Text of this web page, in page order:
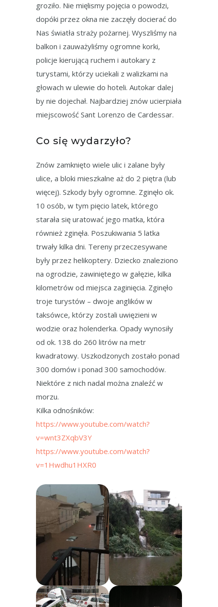
groziło. Nie mięlismy pojęcia o powodzi,
dopóki przez okna nie zaczęły docierać do
Nas światła straży pożarnej. Wyszliśmy na
balkon i zauważyliśmy ogromne korki,
policje kierującą ruchem i autokary z
turystami, którzy uciekali z walizkami na
głowach w ulewie do hoteli. Autokar dalej
by nie dojechał. Najbardziej znów ucierpiała
miejscowość Sant Lorenzo de Cardessar.
Co się wydarzyło?
Znów zamknięto wiele ulic i zalane były
ulice, a bloki mieszkalne aż do 2 piętra (lub
więcej). Szkody były ogromne. Zginęło ok.
10 osób, w tym pięcio latek, którego
starała się uratować jego matka, która
również zginęła. Poszukiwania 5 latka
trwały kilka dni. Tereny przeczesywane
były przez helikoptery. Dziecko znaleziono
na ogrodzie, zawiniętego w gałęzie, kilka
kilometrów od miejsca zaginięcia. Zginęło
troje turystów – dwoje anglików w
taksówce, którzy zostali uwięzieni w
wodzie oraz holenderka. Opady wynosiły
od ok. 138 do 260 litrów na metr
kwadratowy. Uszkodzonych zostało ponad
300 domów i ponad 300 samochodów.
Niektóre z nich nadal można znaleźć w
morzu.
Kilka odnośników:
https://www.youtube.com/watch?
v=wnt3ZXqbV3Y
https://www.youtube.com/watch?
v=1Hwdhu1HXR0